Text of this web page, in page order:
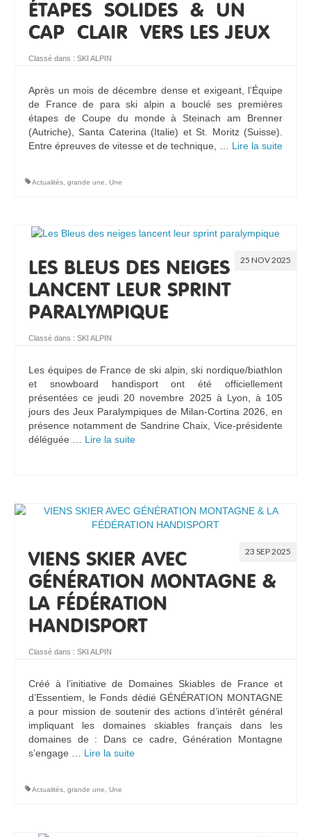
ÉTAPES SOLIDES & UN
CAP CLAIR VERS LES JEUX
Classé dans : SKI ALPIN
Après un mois de décembre dense et exigeant, l’Équipe
de France de para ski alpin a bouclé ses premières
étapes de Coupe du monde à Steinach am Brenner
(Autriche), Santa Caterina (Italie) et St. Moritz (Suisse).
Entre épreuves de vitesse et de technique, … Lire la suite­­
Actualités grande une Une
25 NOV 2025
LES BLEUS DES NEIGES
LANCENT LEUR SPRINT
PARALYMPIQUE
Classé dans : SKI ALPIN
Les équipes de France de ski alpin, ski nordique/biathlon
et snowboard handisport ont été officiellement
présentées ce jeudi 20 novembre 2025 à Lyon, à 105
jours des Jeux Paralympiques de Milan-Cortina 2026, en
présence notamment de Sandrine Chaix, Vice-présidente
déléguée … Lire la suite­­
23 SEP 2025
VIENS SKIER AVEC
GÉNÉRATION MONTAGNE &
LA FÉDÉRATION
HANDISPORT
Classé dans : SKI ALPIN
Créé à l’initiative de Domaines Skiables de France et
d’Essentiem, le Fonds dédié GÉNÉRATION MONTAGNE
a pour mission de soutenir des actions d’intérêt général
impliquant les domaines skiables français dans les
domaines de : Dans ce cadre, Génération Montagne
s’engage … Lire la suite­­
Actualités grande une Une